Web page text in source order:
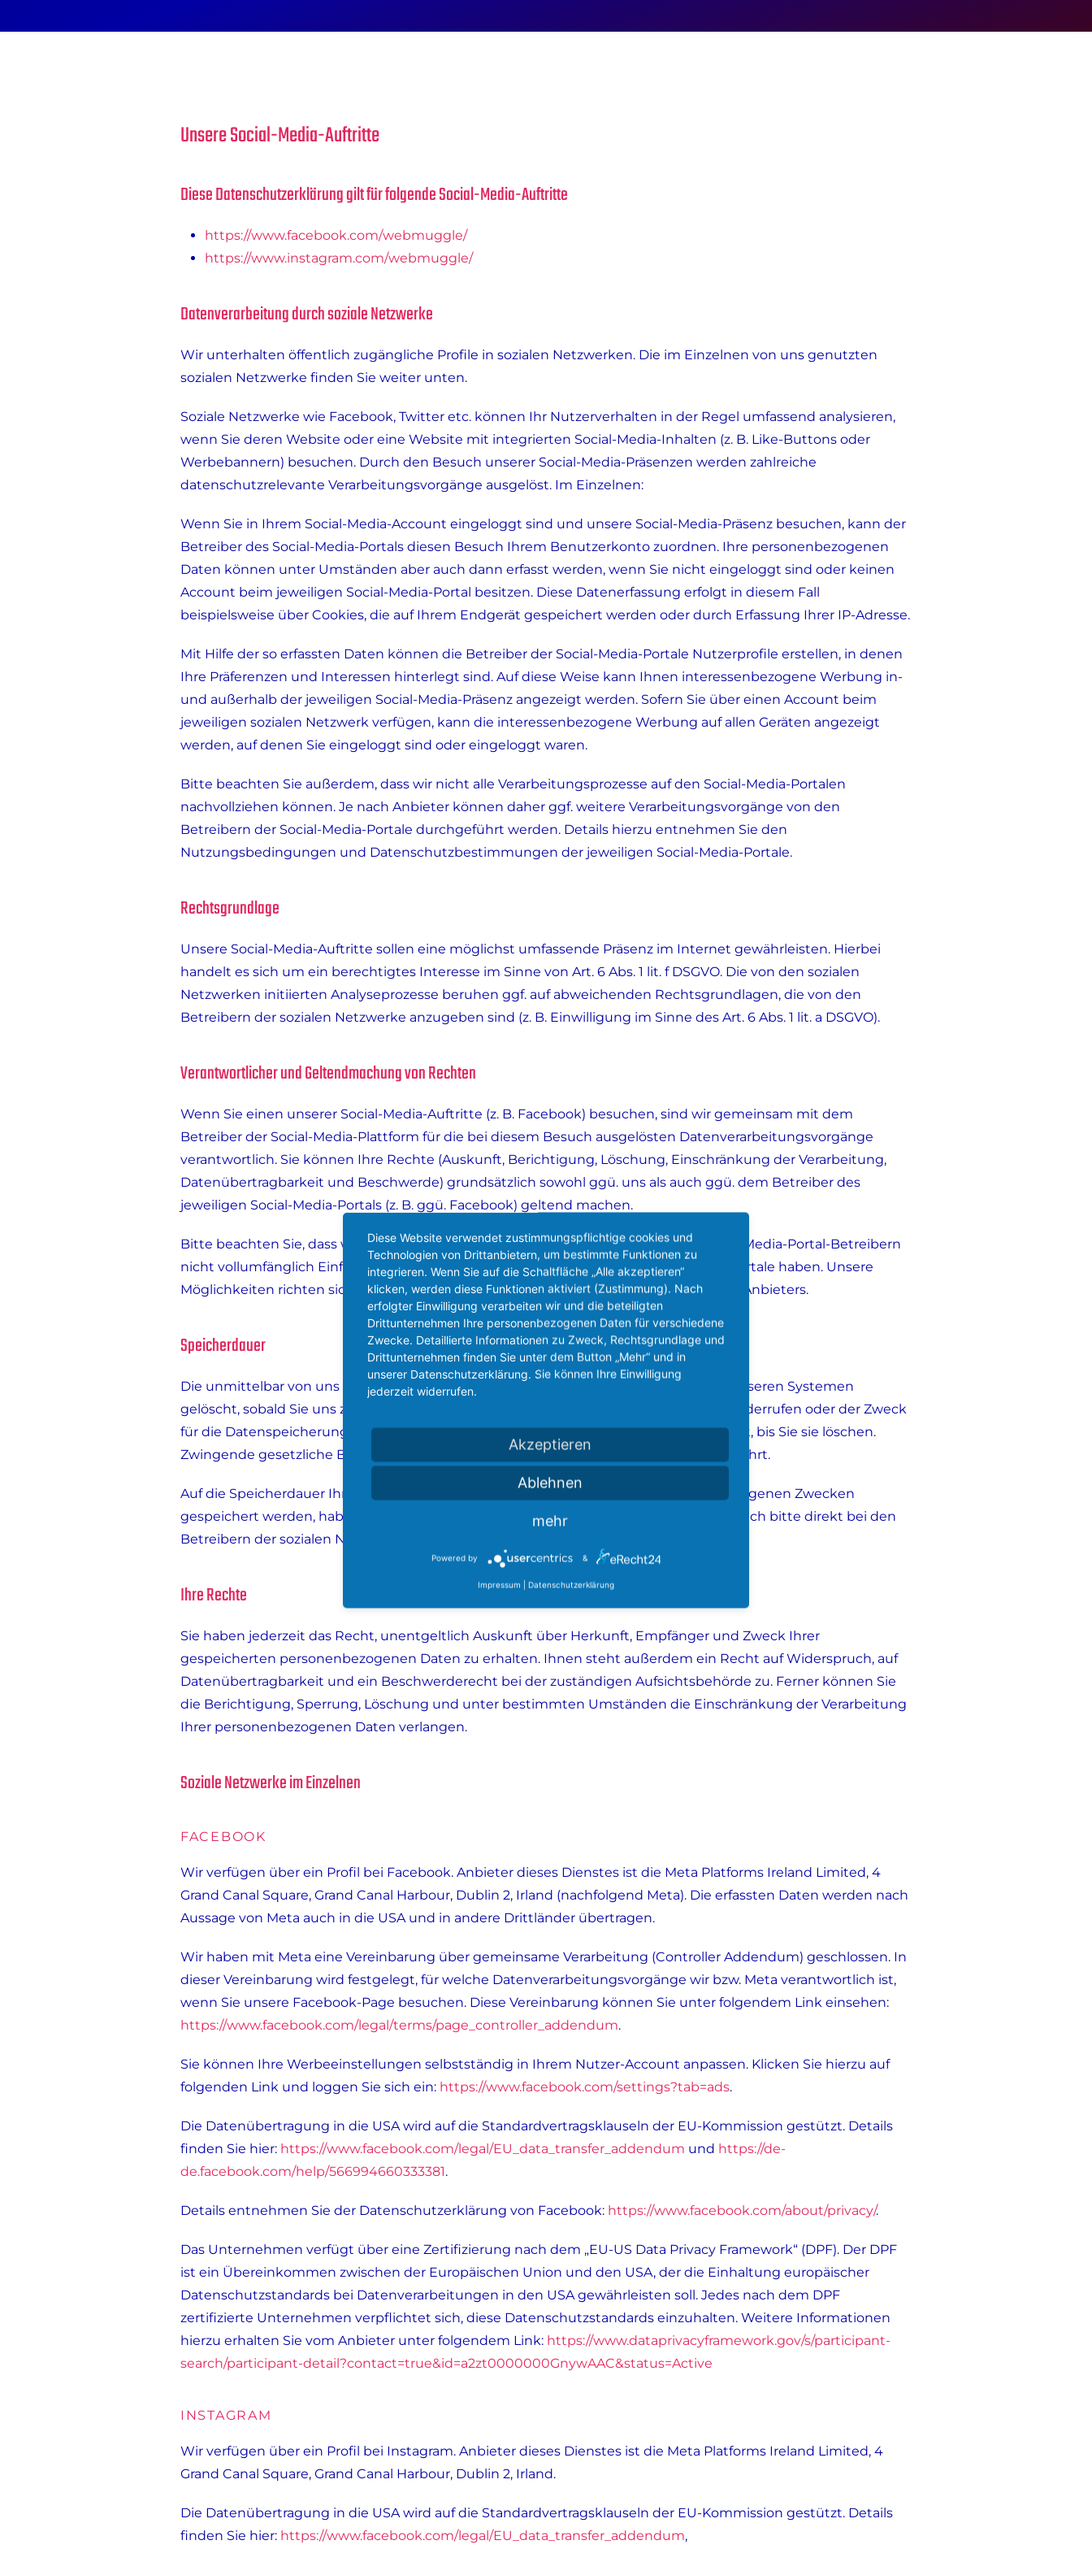
Unsere Social-Media-Auftritte
Diese Datenschutzerklärung gilt für folgende Social-Media-Auftritte
https://www.facebook.com/webmuggle/
https://www.instagram.com/webmuggle/
Datenverarbeitung durch soziale Netzwerke
Wir unterhalten öffentlich zugängliche Profile in sozialen Netzwerken. Die im Einzelnen von uns genutzten
sozialen Netzwerke finden Sie weiter unten.
Soziale Netzwerke wie Facebook, Twitter etc. können Ihr Nutzerverhalten in der Regel umfassend analysieren,
wenn Sie deren Website oder eine Website mit integrierten Social-Media-Inhalten (z. B. Like-Buttons oder
Werbebannern) besuchen. Durch den Besuch unserer Social-Media-Präsenzen werden zahlreiche
datenschutzrelevante Verarbeitungsvorgänge ausgelöst. Im Einzelnen:
Wenn Sie in Ihrem Social-Media-Account eingeloggt sind und unsere Social-Media-Präsenz besuchen, kann der
Betreiber des Social-Media-Portals diesen Besuch Ihrem Benutzerkonto zuordnen. Ihre personenbezogenen
Daten können unter Umständen aber auch dann erfasst werden, wenn Sie nicht eingeloggt sind oder keinen
Account beim jeweiligen Social-Media-Portal besitzen. Diese Datenerfassung erfolgt in diesem Fall
beispielsweise über Cookies, die auf Ihrem Endgerät gespeichert werden oder durch Erfassung Ihrer IP-Adresse.
Mit Hilfe der so erfassten Daten können die Betreiber der Social-Media-Portale Nutzerprofile erstellen, in denen
Ihre Präferenzen und Interessen hinterlegt sind. Auf diese Weise kann Ihnen interessenbezogene Werbung in-
und außerhalb der jeweiligen Social-Media-Präsenz angezeigt werden. Sofern Sie über einen Account beim
jeweiligen sozialen Netzwerk verfügen, kann die interessenbezogene Werbung auf allen Geräten angezeigt
werden, auf denen Sie eingeloggt sind oder eingeloggt waren.
Bitte beachten Sie außerdem, dass wir nicht alle Verarbeitungsprozesse auf den Social-Media-Portalen
nachvollziehen können. Je nach Anbieter können daher ggf. weitere Verarbeitungsvorgänge von den
Betreibern der Social-Media-Portale durchgeführt werden. Details hierzu entnehmen Sie den
Nutzungsbedingungen und Datenschutzbestimmungen der jeweiligen Social-Media-Portale.
Rechtsgrundlage
Unsere Social-Media-Auftritte sollen eine möglichst umfassende Präsenz im Internet gewährleisten. Hierbei
handelt es sich um ein berechtigtes Interesse im Sinne von Art. 6 Abs. 1 lit. f DSGVO. Die von den sozialen
Netzwerken initiierten Analyseprozesse beruhen ggf. auf abweichenden Rechtsgrundlagen, die von den
Betreibern der sozialen Netzwerke anzugeben sind (z. B. Einwilligung im Sinne des Art. 6 Abs. 1 lit. a DSGVO).
Verantwortlicher und Geltendmachung von Rechten
Wenn Sie einen unserer Social-Media-Auftritte (z. B. Facebook) besuchen, sind wir gemeinsam mit dem
Betreiber der Social-Media-Plattform für die bei diesem Besuch ausgelösten Datenverarbeitungsvorgänge
verantwortlich. Sie können Ihre Rechte (Auskunft, Berichtigung, Löschung, Einschränkung der Verarbeitung,
Datenübertragbarkeit und Beschwerde) grundsätzlich sowohl ggü. uns als auch ggü. dem Betreiber des
jeweiligen Social-Media-Portals (z. B. ggü. Facebook) geltend machen.
Bitte beachten Sie, dass wir trotz der gemeinsamen Verantwortlichkeit mit den Social-Media-Portal-Betreibern
nicht vollumfänglich Einfluss auf die Datenverarbeitungsvorgänge der Social-Media-Portale haben. Unsere
Möglichkeiten richten sich maßgeblich nach der Unternehmenspolitik des jeweiligen Anbieters.
Speicherdauer
Die unmittelbar von uns über die Social-Media-Präsenz erfassten Daten werden von unseren Systemen
gelöscht, sobald Sie uns zur Löschung auffordern, Ihre Einwilligung zur Speicherung widerrufen oder der Zweck
für die Datenspeicherung entfällt. Gespeicherte Cookies verbleiben auf Ihrem Endgerät, bis Sie sie löschen.
Zwingende gesetzliche Bestimmungen – insb. Aufbewahrungsfristen – bleiben unberührt.
Auf die Speicherdauer Ihrer Daten, die von den Betreibern der sozialen Netzwerke zu eigenen Zwecken
gespeichert werden, haben wir keinen Einfluss. Für Einzelheiten dazu informieren Sie sich bitte direkt bei den
Betreibern der sozialen Netzwerke (z. B. in deren Datenschutzerklärung, siehe unten).
Ihre Rechte
Sie haben jederzeit das Recht, unentgeltlich Auskunft über Herkunft, Empfänger und Zweck Ihrer
gespeicherten personenbezogenen Daten zu erhalten. Ihnen steht außerdem ein Recht auf Widerspruch, auf
Datenübertragbarkeit und ein Beschwerderecht bei der zuständigen Aufsichtsbehörde zu. Ferner können Sie
die Berichtigung, Sperrung, Löschung und unter bestimmten Umständen die Einschränkung der Verarbeitung
Ihrer personenbezogenen Daten verlangen.
Soziale Netzwerke im Einzelnen
FACEBOOK
Wir verfügen über ein Profil bei Facebook. Anbieter dieses Dienstes ist die Meta Platforms Ireland Limited, 4
Grand Canal Square, Grand Canal Harbour, Dublin 2, Irland (nachfolgend Meta). Die erfassten Daten werden nach
Aussage von Meta auch in die USA und in andere Drittländer übertragen.
Wir haben mit Meta eine Vereinbarung über gemeinsame Verarbeitung (Controller Addendum) geschlossen. In
dieser Vereinbarung wird festgelegt, für welche Datenverarbeitungsvorgänge wir bzw. Meta verantwortlich ist,
wenn Sie unsere Facebook-Page besuchen. Diese Vereinbarung können Sie unter folgendem Link einsehen:
https://www.facebook.com/legal/terms/page_controller_addendum.
Sie können Ihre Werbeeinstellungen selbstständig in Ihrem Nutzer-Account anpassen. Klicken Sie hierzu auf
folgenden Link und loggen Sie sich ein: https://www.facebook.com/settings?tab=ads.
Die Datenübertragung in die USA wird auf die Standardvertragsklauseln der EU-Kommission gestützt. Details
finden Sie hier: https://www.facebook.com/legal/EU_data_transfer_addendum und https://de-
de.facebook.com/help/566994660333381.
Details entnehmen Sie der Datenschutzerklärung von Facebook: https://www.facebook.com/about/privacy/.
Das Unternehmen verfügt über eine Zertifizierung nach dem „EU-US Data Privacy Framework“ (DPF). Der DPF
ist ein Übereinkommen zwischen der Europäischen Union und den USA, der die Einhaltung europäischer
Datenschutzstandards bei Datenverarbeitungen in den USA gewährleisten soll. Jedes nach dem DPF
zertifizierte Unternehmen verpflichtet sich, diese Datenschutzstandards einzuhalten. Weitere Informationen
hierzu erhalten Sie vom Anbieter unter folgendem Link: https://www.dataprivacyframework.gov/s/participant-
search/participant-detail?contact=true&id=a2zt0000000GnywAAC&status=Active
INSTAGRAM
Wir verfügen über ein Profil bei Instagram. Anbieter dieses Dienstes ist die Meta Platforms Ireland Limited, 4
Grand Canal Square, Grand Canal Harbour, Dublin 2, Irland.
Die Datenübertragung in die USA wird auf die Standardvertragsklauseln der EU-Kommission gestützt. Details
finden Sie hier: https://www.facebook.com/legal/EU_data_transfer_addendum,
Diese Website verwendet zustimmungspflichtige cookies und
Technologien von Drittanbietern, um bestimmte Funktionen zu
integrieren. Wenn Sie auf die Schaltfläche „Alle akzeptieren“
klicken, werden diese Funktionen aktiviert (Zustimmung). Nach
erfolgter Einwilligung verarbeiten wir und die beteiligten
Drittunternehmen Ihre personenbezogenen Daten für verschiedene
Zwecke. Detaillierte Informationen zu Zweck, Rechtsgrundlage und
Drittunternehmen finden Sie unter dem Button „Mehr“ und in
unserer Datenschutzerklärung. Sie können Ihre Einwilligung
jederzeit widerrufen.
Akzeptieren
Ablehnen
mehr
Powered by &
Impressum Datenschutzerklärung